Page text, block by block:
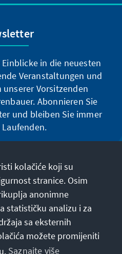
in die neuesten
Veranstaltungen und
Vorsitzenden
Abonnieren Sie
und bleiben Sie immer
kolačiće koji su
stranice. Osim
anonimne
statističku analizu i za
sa eksternih
možete promijeniti
Saznajte više